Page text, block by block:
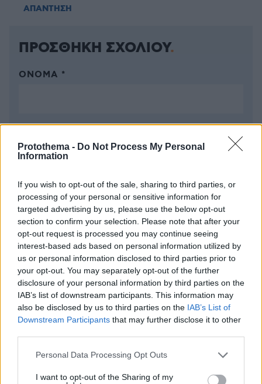
Protothema - Do Not Process My Personal
Information
If you wish to opt-out of the sale, sharing to third parties, or
processing of your personal or sensitive information for
targeted advertising by us, please use the below opt-out
section to confirm your selection. Please note that after your
opt-out request is processed you may continue seeing
interest-based ads based on personal information utilized by
us or personal information disclosed to third parties prior to
your opt-out. You may separately opt-out of the further
disclosure of your personal information by third parties on the
IAB’s list of downstream participants. This information may
also be disclosed by us to third parties on the IAB’s List of
Downstream Participants that may further disclose it to other
Please note that this website/app uses one or more Google
not limited to your visit or usage behaviour. You may click to
Personal Data Processing Opt Outs
I want to opt-out of the Sharing of my
ΑΠΑΝΤΗΣΗ
ΠΡΟΣΘΗΚΗ ΣΧΟΛΙΟΥ
ΌΝΟΜΑ *
EMAIL
ΣΧΌΛΙΟ *
Απομένουν2500χαρακτήρες